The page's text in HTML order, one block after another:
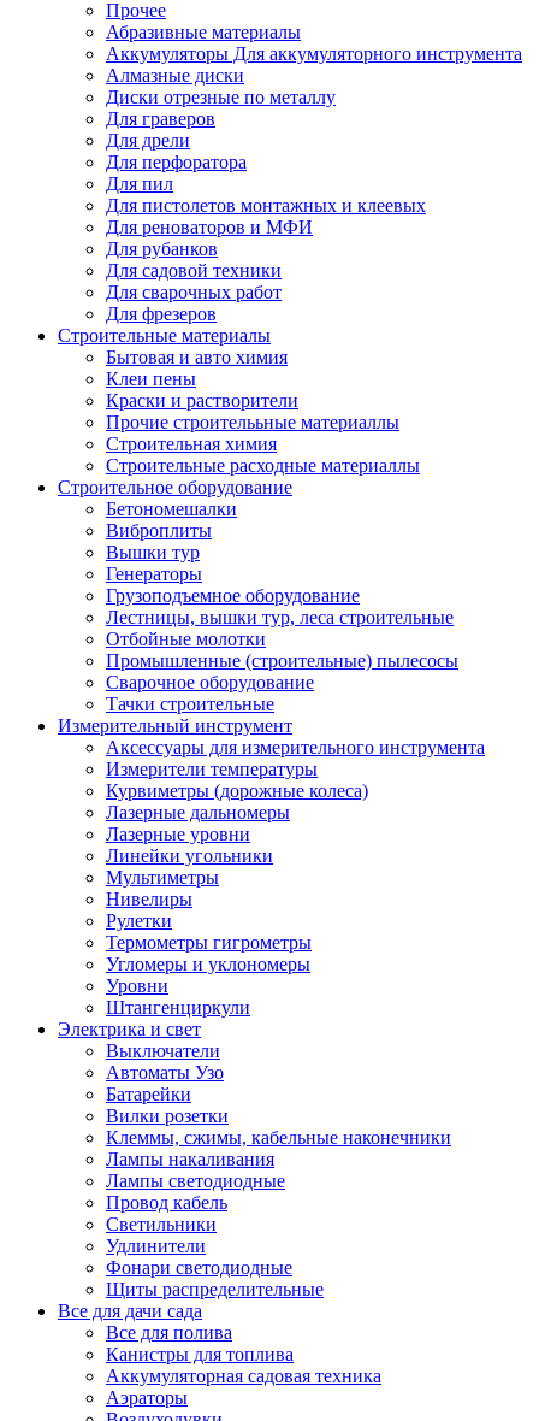
Прочее
Абразивные материалы
Аккумуляторы Для аккумуляторного инструмента
Алмазные диски
Диски отрезные по металлу
Для граверов
Для дрели
Для перфоратора
Для пил
Для пистолетов монтажных и клеевых
Для реноваторов и МФИ
Для рубанков
Для садовой техники
Для сварочных работ
Для фрезеров
Строительные материалы
Бытовая и авто химия
Клеи пены
Краски и растворители
Прочие строителььные материаллы
Строительная химия
Строительные расходные материаллы
Строительное оборудование
Бетономешалки
Виброплиты
Вышки тур
Генераторы
Грузоподъемное оборудование
Лестницы, вышки тур, леса строительные
Отбойные молотки
Промышленные (строительные) пылесосы
Сварочное оборудование
Тачки строительные
Измерительный инструмент
Аксессуары для измерительного инструмента
Измерители температуры
Курвиметры (дорожные колеса)
Лазерные дальномеры
Лазерные уровни
Линейки угольники
Мультиметры
Нивелиры
Рулетки
Термометры гигрометры
Угломеры и уклономеры
Уровни
Штангенциркули
Электрика и свет
Выключатели
Автоматы Узо
Батарейки
Вилки розетки
Клеммы, сжимы, кабельные наконечники
Лампы накаливания
Лампы светодиодные
Провод кабель
Светильники
Удлинители
Фонари светодиодные
Щиты распределительные
Все для дачи сада
Все для полива
Канистры для топлива
Аккумуляторная садовая техника
Аэраторы